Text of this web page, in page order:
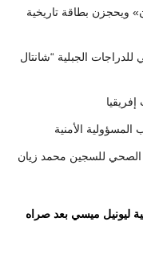
ويحجزن بطاقة تاريخية
للدراجات الجبلية “شانتال
الأمنية
الوضع الصحي للسجين محمد زيان
ليونيل ميسي بعد صراه